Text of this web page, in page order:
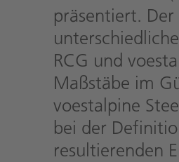
präsentiert.
RCG und
Maßstäbe im
voestalpine
bei der
resultierenden